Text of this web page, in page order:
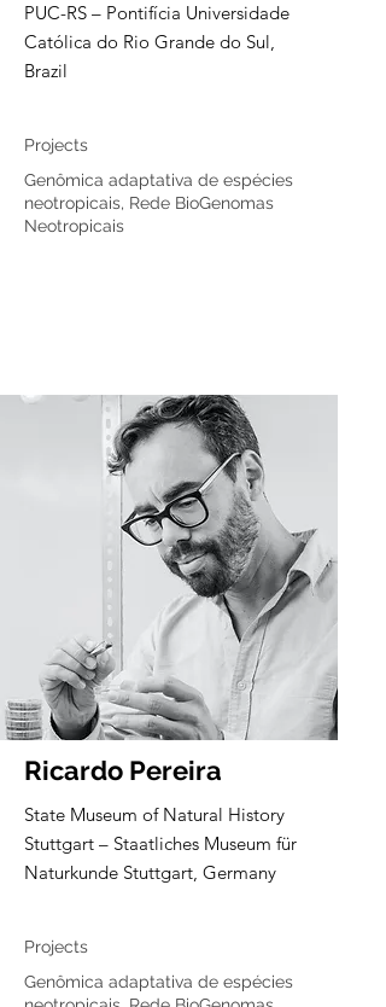
PUC-RS – Pontifícia Universidade
Católica do Rio Grande do Sul,
Brazil
Projects
Genômica adaptativa de espécies
neotropicais, Rede BioGenomas
Neotropicais
Ricardo Pereira
State Museum of Natural History
Stuttgart – Staatliches Museum für
Naturkunde Stuttgart, Germany
Projects
Genômica adaptativa de espécies